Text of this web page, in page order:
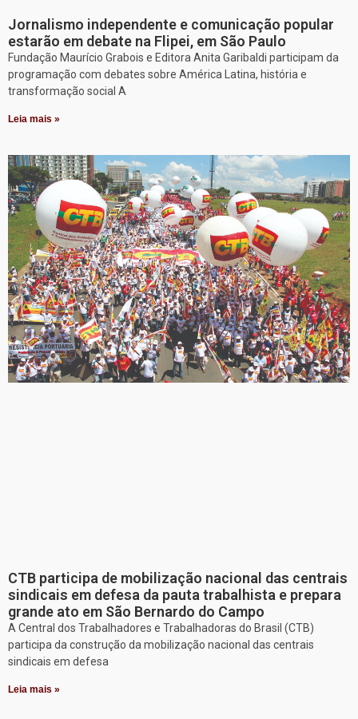
Jornalismo independente e comunicação popular
estarão em debate na Flipei, em São Paulo
Fundação Maurício Grabois e Editora Anita Garibaldi participam da
programação com debates sobre América Latina, história e
transformação social A
Leia mais »
CTB participa de mobilização nacional das centrais
sindicais em defesa da pauta trabalhista e prepara
grande ato em São Bernardo do Campo
A Central dos Trabalhadores e Trabalhadoras do Brasil (CTB)
participa da construção da mobilização nacional das centrais
sindicais em defesa
Leia mais »